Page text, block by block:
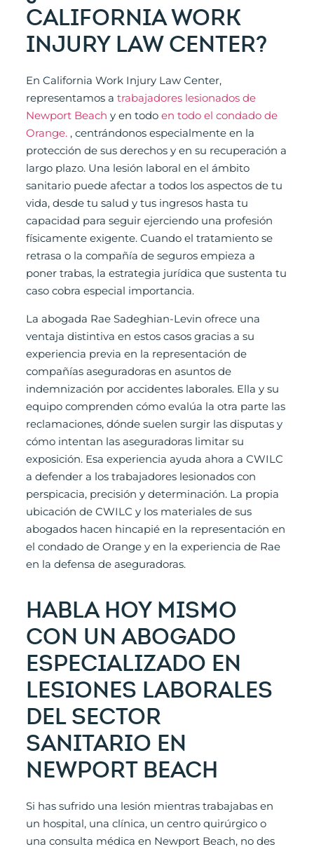
CALIFORNIA WORK
INJURY LAW CENTER?
En California Work Injury Law Center,
representamos a trabajadores lesionados de
Newport Beach y en todo en todo el condado de
Orange., centrándonos especialmente en la
protección de sus derechos y en su recuperación a
largo plazo. Una lesión laboral en el ámbito
sanitario puede afectar a todos los aspectos de tu
vida, desde tu salud y tus ingresos hasta tu
capacidad para seguir ejerciendo una profesión
físicamente exigente. Cuando el tratamiento se
retrasa o la compañía de seguros empieza a
poner trabas, la estrategia jurídica que sustenta tu
caso cobra especial importancia.
La abogada Rae Sadeghian-Levin ofrece una
ventaja distintiva en estos casos gracias a su
experiencia previa en la representación de
compañías aseguradoras en asuntos de
indemnización por accidentes laborales. Ella y su
equipo comprenden cómo evalúa la otra parte las
reclamaciones, dónde suelen surgir las disputas y
cómo intentan las aseguradoras limitar su
exposición. Esa experiencia ayuda ahora a CWILC
a defender a los trabajadores lesionados con
perspicacia, precisión y determinación. La propia
ubicación de CWILC y los materiales de sus
abogados hacen hincapié en la representación en
el condado de Orange y en la experiencia de Rae
en la defensa de aseguradoras.
HABLA HOY MISMO
CON UN ABOGADO
ESPECIALIZADO EN
LESIONES LABORALES
DEL SECTOR
SANITARIO EN
NEWPORT BEACH
Si has sufrido una lesión mientras trabajabas en
un hospital, una clínica, un centro quirúrgico o
una consulta médica en Newport Beach, no des